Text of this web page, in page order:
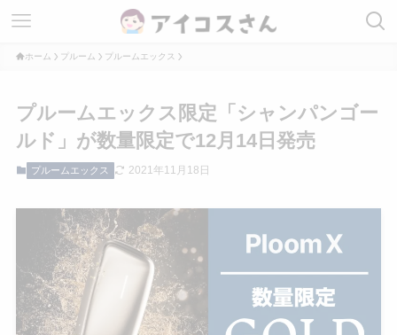
ホーム プルーム プルームエックス
プルームエックス限定「シャンパンゴー
ルド」が数量限定で12月14日発売
プルームエックス 2021年11月18日